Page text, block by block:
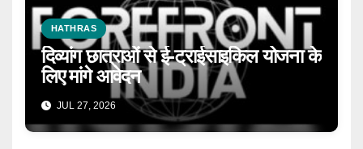
HATHRAS
दिव्यांग छात्राओं से ई-ट्राईसाइकिल योजना के
लिए मांगे आवेदन
JUL 27, 2026